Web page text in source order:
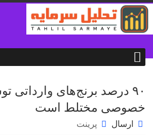
۹۰ درصد برنج‌های
خصوصی مختلط است
ارسال پرینت